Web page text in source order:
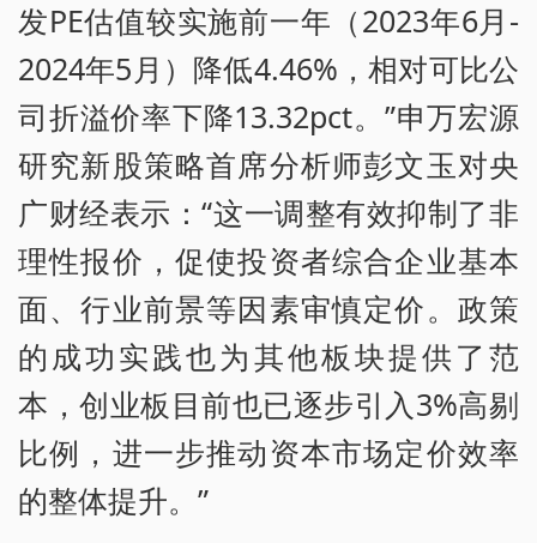
发PE估值较实施前一年（2023年6月-
2024年5月）降低4.46%，相对可比公
司折溢价率下降13.32pct。”申万宏源
研究新股策略首席分析师彭文玉对央
广财经表示：“这一调整有效抑制了非
理性报价，促使投资者综合企业基本
面、行业前景等因素审慎定价。政策
的成功实践也为其他板块提供了范
本，创业板目前也已逐步引入3%高剔
比例，进一步推动资本市场定价效率
的整体提升。”